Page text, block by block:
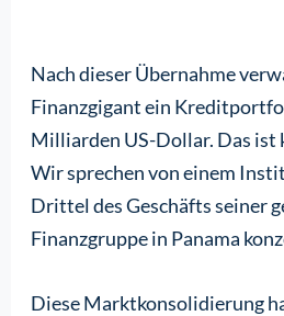
Nach dieser Übernahme
Finanzgigant ein
Milliarden US-Dollar. Das ist
Wir sprechen von einem
Drittel des Geschäfts seiner
Finanzgruppe in Panama
Diese Marktkonsolidierung